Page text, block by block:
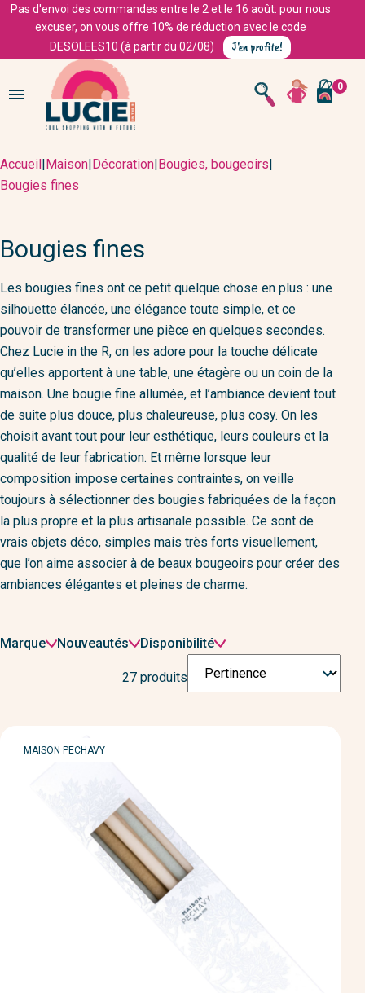
Pas d'envoi des commandes entre le 2 et le 16 août: pour nous
excuser, on vous offre 10% de réduction avec le code
DESOLEES10 (à partir du 02/08)
J'en profite!
 0
Accueil|Maison|Décoration|Bougies, bougeoirs|
Bougies fines
Bougies fines
Les bougies fines ont ce petit quelque chose en plus : une
silhouette élancée, une élégance toute simple, et ce
pouvoir de transformer une pièce en quelques secondes.
Chez Lucie in the R, on les adore pour la touche délicate
qu’elles apportent à une table, une étagère ou un coin de la
maison. Une bougie fine allumée, et l’ambiance devient tout
de suite plus douce, plus chaleureuse, plus cosy. On les
choisit avant tout pour leur esthétique, leurs couleurs et la
qualité de leur fabrication. Et même lorsque leur
composition impose certaines contraintes, on veille
toujours à sélectionner des bougies fabriquées de la façon
la plus propre et la plus artisanale possible. Ce sont de
vrais objets déco, simples mais très forts visuellement,
que l’on aime associer à de beaux bougeoirs pour créer des
ambiances élégantes et pleines de charme.
Filtrer
Marque Nouveautés Disponibilité
27 produits 
MARQUE
MAISON PECHAVY